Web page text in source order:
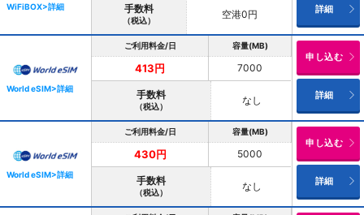
WiFiBOX>詳細 手数料
（税込） 空港0円 詳細
World eSIM>詳細
ご利用料金/日 容量(MB)
413円 7000
手数料
（税込） なし
申し込む
詳細
World eSIM>詳細
ご利用料金/日 容量(MB)
430円 5000
手数料
（税込） なし
申し込む
詳細